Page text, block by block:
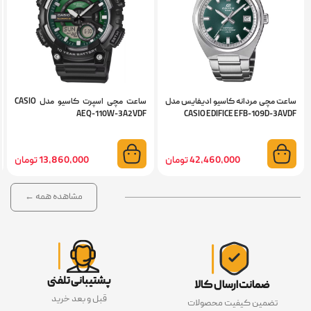
ساعت مچی مردانه کاسیو ادیفایس مدل
CASIO EDIFICE EFB-109D-3AVDF
42,460,000 تومان
ساعت مچی اسپرت کاسیو مدل CASIO
AEQ-110W-3A2VDF
13,860,000 تومان
مشاهده همه ←
ضمانت ارسال کالا
تضمین کیفیت محصولات
پشتیبانی تلفنی
قبل و بعد خرید